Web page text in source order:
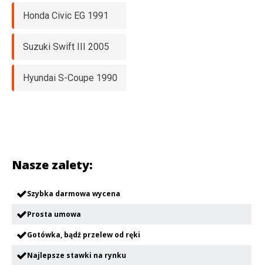
Honda Civic EG 1991
Suzuki Swift III 2005
Hyundai S-Coupe 1990
Nasze zalety:
Szybka darmowa wycena
Prosta umowa
Gotówka, bądź przelew od ręki
Najlepsze stawki na rynku